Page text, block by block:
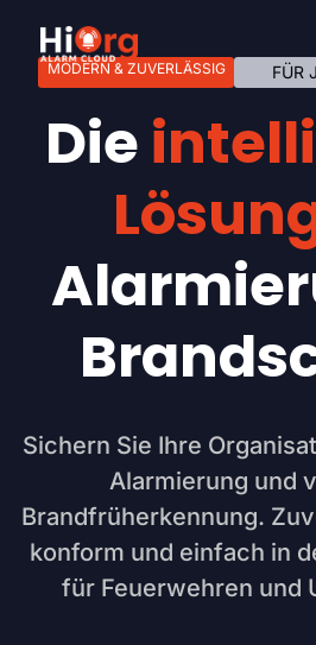
MODERN & ZUVERLÄSSIG FÜR
Die
Sichern Sie Ihre
Alarmierung und
Brandfrüherkennung.
konform und einfach in
für Feuerwehren und